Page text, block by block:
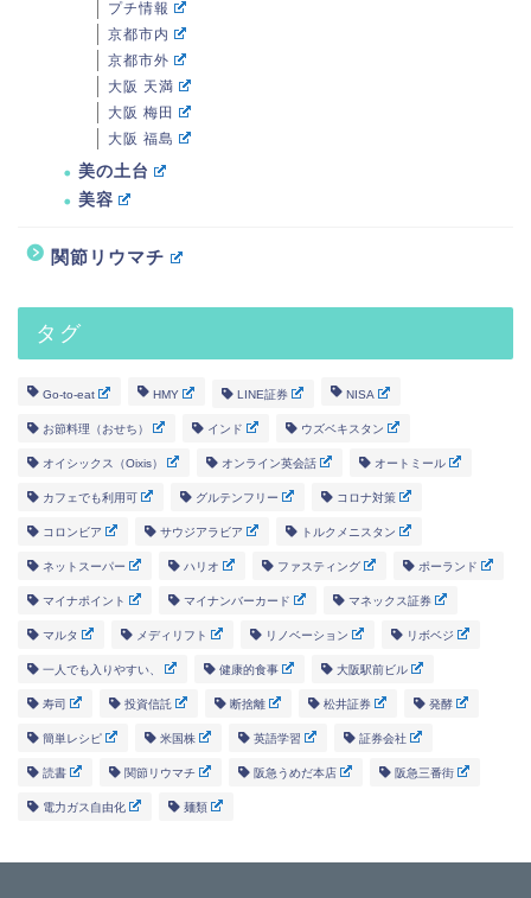
プチ情報
京都市内
京都市外
大阪 天満
大阪 梅田
大阪 福島
美の土台
美容
関節リウマチ
タグ
Go-to-eat HMY LINE証券 NISA
お節料理（おせち） インド ウズベキスタン
オイシックス（Oixis） オンライン英会話 オートミール
カフェでも利用可 グルテンフリー コロナ対策
コロンビア サウジアラビア トルクメニスタン
ネットスーパー ハリオ ファスティング ポーランド
マイナポイント マイナンバーカード マネックス証券
マルタ メディリフト リノベーション リボベジ
一人でも入りやすい、 健康的食事 大阪駅前ビル
寿司 投資信託 断捨離 松井証券 発酵
簡単レシピ 米国株 英語学習 証券会社
読書 関節リウマチ 阪急うめだ本店 阪急三番街
電力ガス自由化 麺類